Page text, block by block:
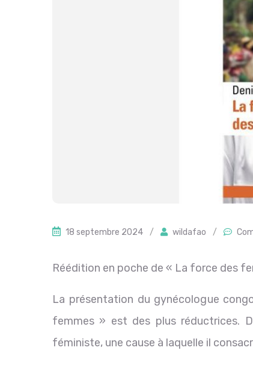
18 septembre 2024 / wildafao /
Réédition en poche de « La force des
La présentation du gynécologue
femmes » est des plus réductrices.
féministe, une cause à laquelle il